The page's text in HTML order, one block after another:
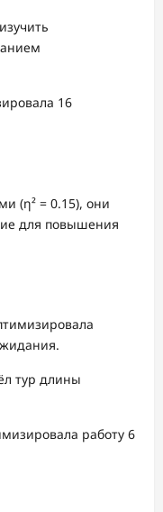
16
(η² = 0.15), они
для повышения
тур длины
работу 6